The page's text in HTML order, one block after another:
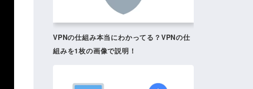
VPNの仕組み本当にわかってる？VPNの仕
組みを1枚の画像で説明！